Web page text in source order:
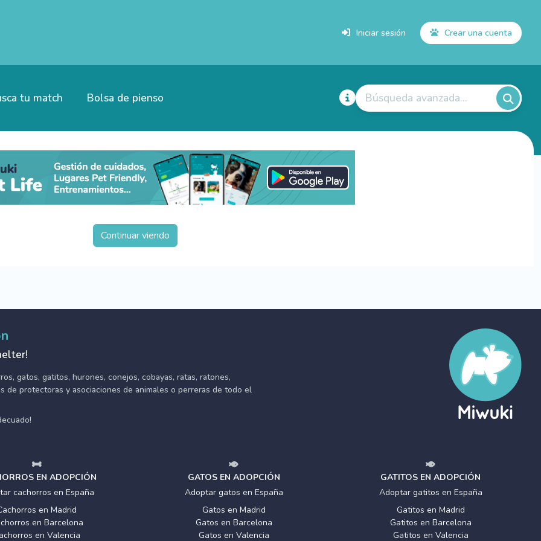
Iniciar sesión Crear una cuenta
tu match Bolsa de pienso Búsqueda avanzada...
Continuar viendo
gatos, gatitos, hurones, conejos, cobayas, ratas, ratones,
de protectoras y asociaciones de animales o perreras de todo el
EN ADOPCIÓN
cachorros en España
en Madrid
en Barcelona
en Valencia
GATOS EN ADOPCIÓN
Adoptar gatos en España
Gatos en Madrid
Gatos en Barcelona
Gatos en Valencia
GATITOS EN ADOPCIÓN
Adoptar gatitos en España
Gatitos en Madrid
Gatitos en Barcelona
Gatitos en Valencia